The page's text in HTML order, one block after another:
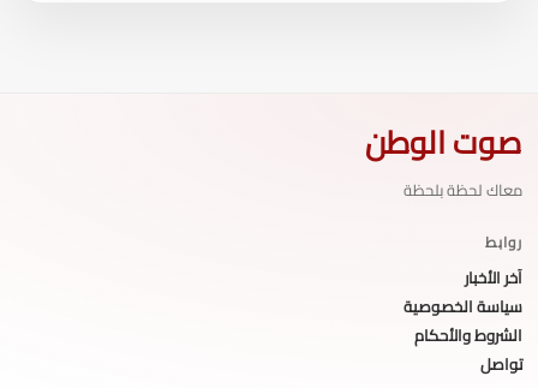
صوت الوطن
معاك لحظة بلحظة
روابط
آخر الأخبار
سياسة الخصوصية
الشروط والأحكام
تواصل